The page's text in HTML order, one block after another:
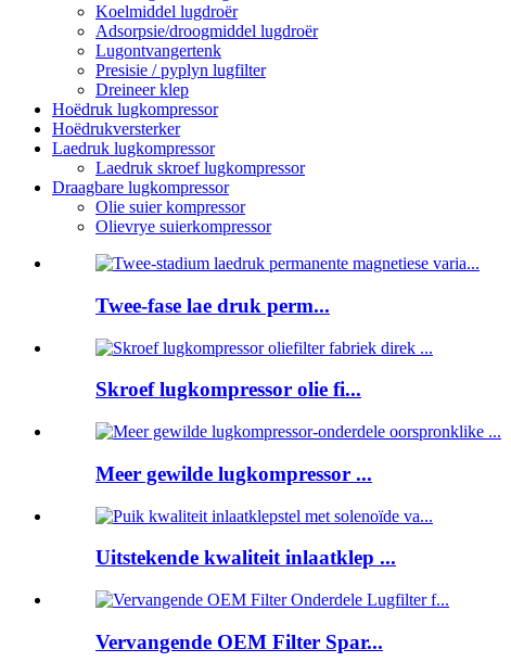
Koelmiddel lugdroër
Adsorpsie/droogmiddel lugdroër
Lugontvangertenk
Presisie / pyplyn lugfilter
Dreineer klep
Hoëdruk lugkompressor
Hoëdrukversterker
Laedruk lugkompressor
Laedruk skroef lugkompressor
Draagbare lugkompressor
Olie suier kompressor
Olievrye suierkompressor
Twee-fase lae druk perm...
Skroef lugkompressor olie fi...
Meer gewilde lugkompressor ...
Uitstekende kwaliteit inlaatklep ...
Vervangende OEM Filter Spar...